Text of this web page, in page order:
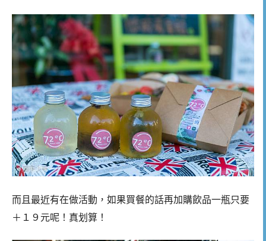
而且最近有在做活動，如果買餐的話再加購飲品一瓶只要
＋１９元呢！真划算！